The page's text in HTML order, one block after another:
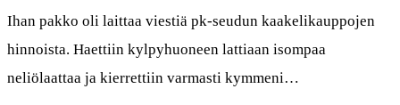
Ihan pakko oli laittaa viestiä pk-seudun kaakelikauppojen
hinnoista. Haettiin kylpyhuoneen lattiaan isompaa
neliölaattaa ja kierrettiin varmasti kymmeni…